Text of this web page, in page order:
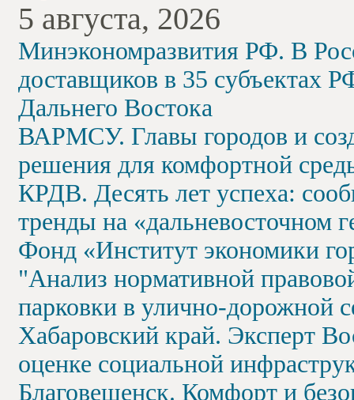
5 августа, 2026
Минэкономразвития РФ. В
доставщиков в 35 субъектах
Дальнего Востока
ВАРМСУ. Главы городов и
решения для комфортной
КРДВ. Десять лет успеха:
тренды на «дальневосточном
Фонд «Институт экономики
"Анализ нормативной
парковки в улично-дорожной
Хабаровский край. Эксперт
оценке социальной
Благовещенск. Комфорт и